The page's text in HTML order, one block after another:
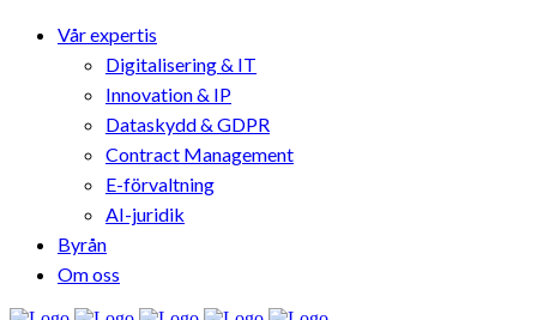
Vår expertis
Digitalisering & IT
Innovation & IP
Dataskydd & GDPR
Contract Management
E-förvaltning
AI-juridik
Byrån
Om oss